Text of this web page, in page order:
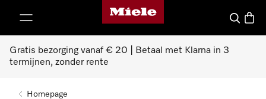
Homepage van Miele
Wat zoek
Gratis bezorging vanaf € 20 | Betaal met Klarna in 3
termijnen, zonder rente
Homepage